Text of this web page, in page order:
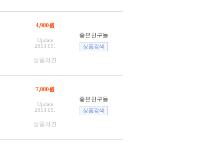
4,900원
Update
2013.05.
상품의견
좋은친구들
7,000원
Update
2013.05.
상품의견
좋은친구들